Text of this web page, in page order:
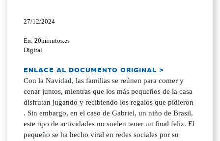
27/12/2024
En: 20minutos.es
Digital
ENLACE AL DOCUMENTO ORIGINAL >
Con la Navidad, las familias se reúnen para comer y
cenar juntos, mientras que los más pequeños de la casa
disfrutan jugando y recibiendo los regalos que pidieron
. Sin embargo, en el caso de Gabriel, un niño de Brasil,
este tipo de actividades no suelen tener un final feliz. El
pequeño se ha hecho viral en redes sociales por su